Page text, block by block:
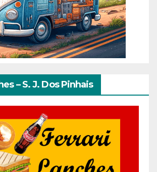
– S. J. Dos Pinhais